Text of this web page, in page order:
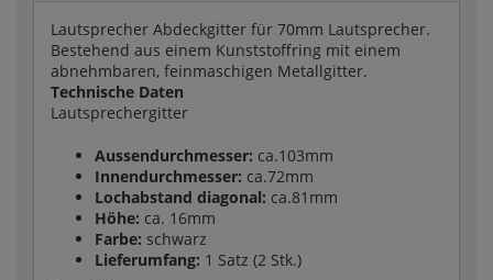
Lautsprecher Abdeckgitter für 70mm Lautsprecher.
Bestehend aus einem Kunststoffring mit einem
abnehmbaren, feinmaschigen Metallgitter.
Technische Daten
Lautsprechergitter
Aussendurchmesser: ca.103mm
Innendurchmesser: ca.72mm
Lochabstand diagonal: ca.81mm
Höhe: ca. 16mm
Farbe: schwarz
Lieferumfang: 1 Satz (2 Stk.)